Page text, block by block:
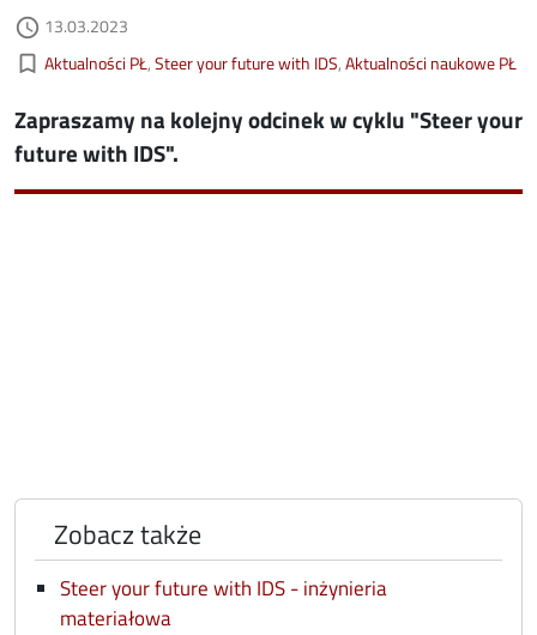
access_time Data dodania
13.03.2023
bookmark_border Kategorie aktualności
Aktualności PŁ Steer your future with IDS Aktualności naukowe PŁ
Zapraszamy na kolejny odcinek w cyklu "Steer your
future with IDS".
Zobacz także
Steer your future with IDS - inżynieria
materiałowa